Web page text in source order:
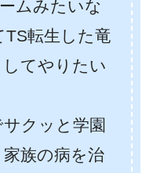
ムみたいな
TS転生した竜
してやりたい
クッと学園
族の病を治